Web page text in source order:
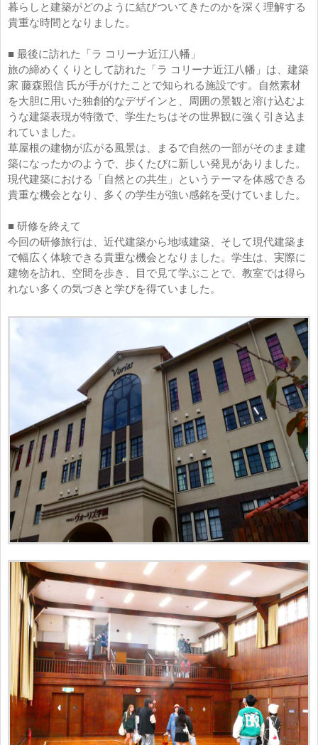
暮らしと建築がどのように結びついてきたのかを深く理解する
貴重な時間となりました。
■ 最後に訪れた「ラ コリーナ近江八幡」
旅の締めくくりとして訪れた「ラ コリーナ近江八幡」は、建築
家 藤森照信 氏が手がけたことで知られる施設です。自然素材
を大胆に用いた独創的なデザインと、周囲の景観と溶け込むよ
うな建築表現が特徴で、学生たちはその世界観に強く引き込ま
れていました。
草屋根の建物が広がる風景は、まるで自然の一部がそのまま建
築になったかのようで、歩くたびに新しい発見がありました。
現代建築における「自然との共生」というテーマを体感できる
貴重な機会となり、多くの学生が強い感銘を受けていました。
■ 研修を終えて
今回の研修旅行は、近代建築から地域建築、そして現代建築ま
で幅広く体験できる貴重な機会となりました。学生は、実際に
建物を訪れ、空間を歩き、目で見て学ぶことで、教室では得ら
れない多くの気づきと学びを得ていました。